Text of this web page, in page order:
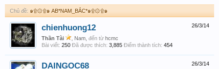
Chủ đề: ๑۩۞۩๑ AB*NAM_BẮC*๑۩۞۩๑
26/3/14
chienhuong12
Thần Tài , Nam, đến từ hcmc
Bài viết: 250 Đã được thích: 3,885 Điểm thành tích: 454
26/3/14
DAINGOC68